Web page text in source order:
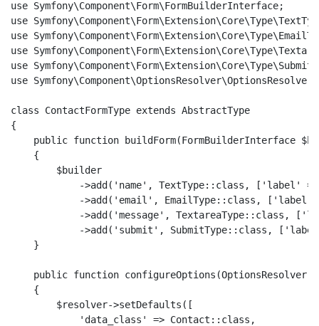
use Symfony\Component\Form\FormBuilderInterface;
use
use
use
use
use Symfony\Component\OptionsResolver\OptionsResolver;
class ContactFormType extends AbstractType
{
public function buildForm(FormBuilderInterface
    {
        $builder
->add('name', TextType::class, ['label'
->add('email', EmailType::class, ['label'
->add('message', TextareaType::class,
->add('submit', SubmitType::class,
    }
public function configureOptions(OptionsResolver
    {
        $resolver->setDefaults([
            'data_class' => Contact::class,